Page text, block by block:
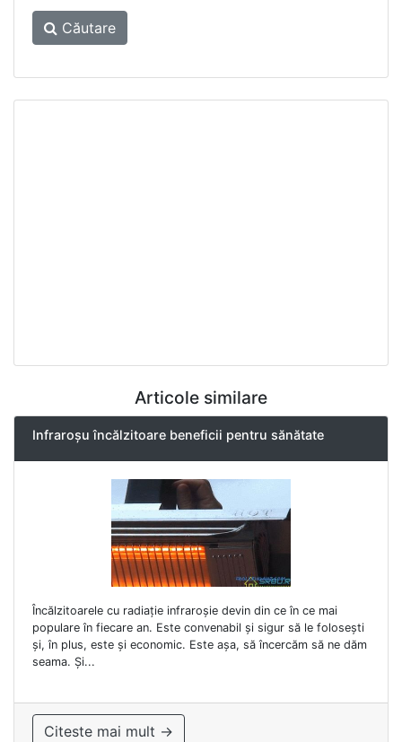
Căutare
Articole similare
Infraroșu încălzitoare beneficii pentru sănătate
Încălzitoarele cu radiație infraroșie devin din ce în ce mai
populare în fiecare an. Este convenabil și sigur să le folosești
și, în plus, este și economic. Este așa, să încercăm să ne dăm
seama. Și...
Citeste mai mult →